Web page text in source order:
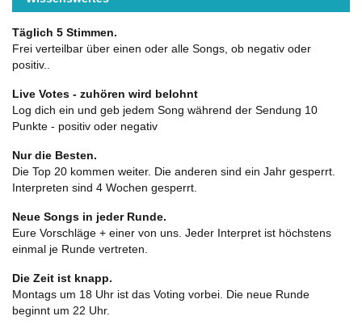
Täglich 5 Stimmen.
Frei verteilbar über einen oder alle Songs, ob negativ oder
positiv..
Live Votes - zuhören wird belohnt
Log dich ein und geb jedem Song während der Sendung 10
Punkte - positiv oder negativ
Nur die Besten.
Die Top 20 kommen weiter. Die anderen sind ein Jahr gesperrt.
Interpreten sind 4 Wochen gesperrt.
Neue Songs in jeder Runde.
Eure Vorschläge + einer von uns. Jeder Interpret ist höchstens
einmal je Runde vertreten.
Die Zeit ist knapp.
Montags um 18 Uhr ist das Voting vorbei. Die neue Runde
beginnt um 22 Uhr.